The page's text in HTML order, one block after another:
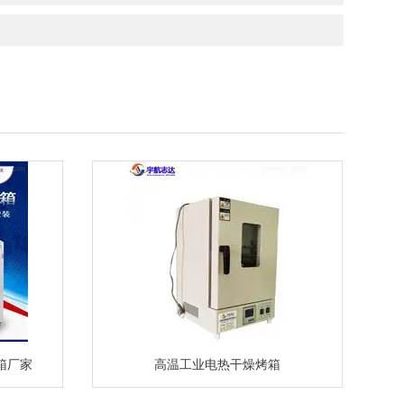
厂家 高温工业电热干燥烤箱